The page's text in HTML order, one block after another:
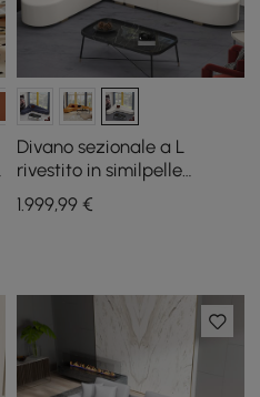
Divano sezionale a L
rivestito in similpelle
bianca da 2 pezzi
1.999,99€